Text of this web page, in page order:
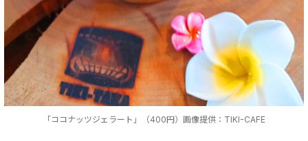
「ココナッツジェラート」（400円）画像提供：TIKI-CAFE